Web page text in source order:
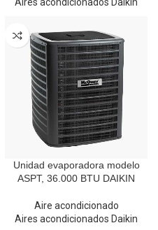
Aires acondicionados Daikin
Unidad evaporadora modelo
ASPT, 36.000 BTU DAIKIN
Aire acondicionado
Aires acondicionados Daikin